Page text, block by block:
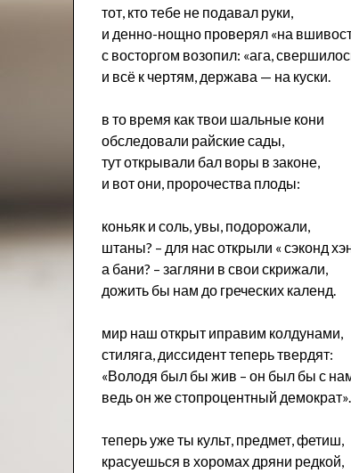
тот, кто тебе не подавал руки,
и денно-нощно проверял «на
с восторгом возопил: «ага,
и всё к чертям, держава — на куски.
в то время как твои шальные кони
обследовали райские сады,
тут открывали бал воры в законе,
и вот они, пророчества плоды:
коньяк и соль, увы, подорожали,
штаны? – для нас открыли « сэконд
а бани? – загляни в свои скрижали,
дожить бы нам до греческих календ.
мир наш открыт иправим колдунами,
стиляга, диссидент теперь твердят:
«Володя был бы жив – он был бы с
ведь он же стопроцентный демократ».
теперь уже ты культ, предмет, фетиш,
красуешься в хоромах дряни редкой,